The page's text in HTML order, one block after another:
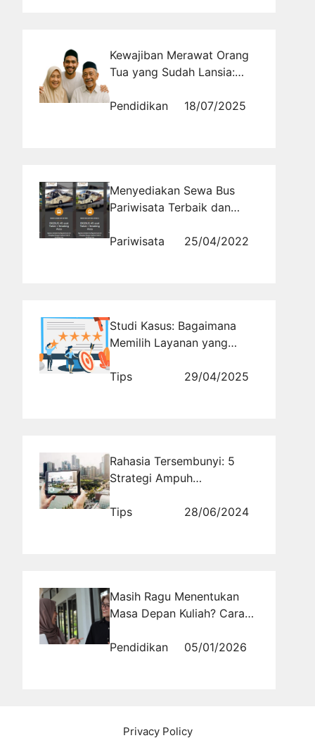
Kewajiban Merawat Orang
Tua yang Sudah Lansia:
Janji Surga
Pendidikan 18/07/2025
Menyediakan Sewa Bus
Pariwisata Terbaik dan
Pariwisata
25/04/2022
Studi Kasus: Bagaimana
Memilih Layanan yang
Reputasi Brand
Tips 29/04/2025
Rahasia Tersembunyi: 5
Strategi Ampuh
Wisata di Internet yang
Tips 28/06/2024
Masih Ragu Menentukan
Masa Depan Kuliah? Cara
Keputusan yang Tidak Akan
Pendidikan 05/01/2026
Privacy Policy